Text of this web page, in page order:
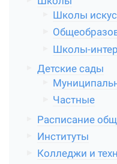
Школы
Школы-
Детские сады
Частные
Расписание
Институты
Колледжи и